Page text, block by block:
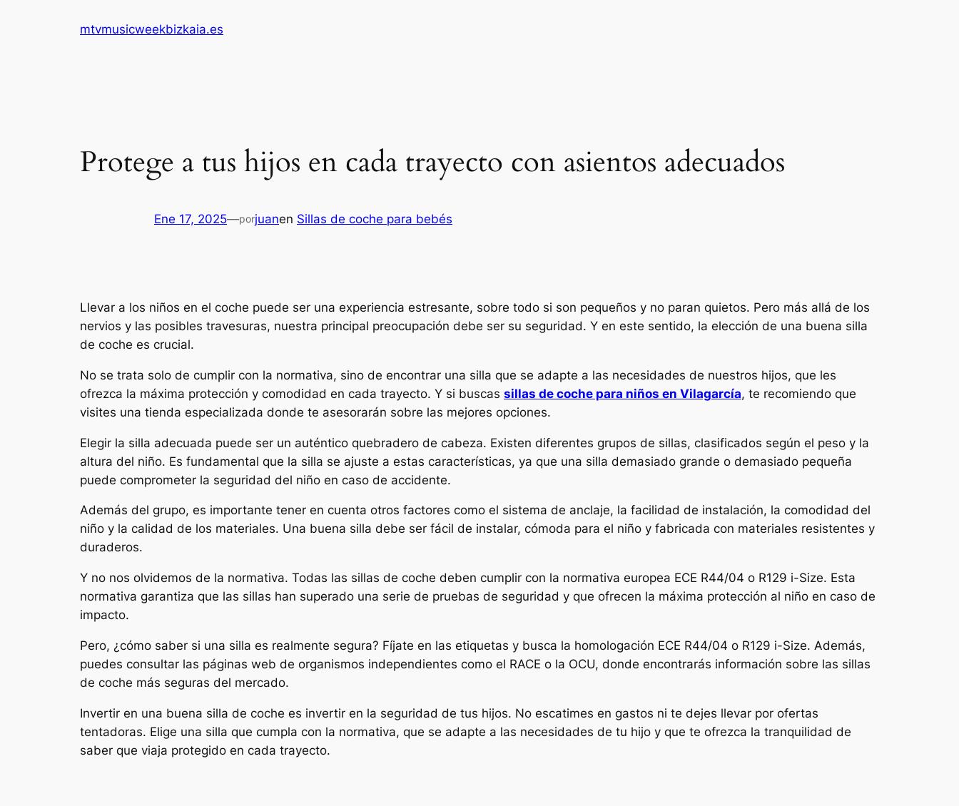
mtvmusicweekbizkaia.es
Protege a tus hijos en cada trayecto con asientos adecuados
Ene 17, 2025—porjuanen Sillas de coche para bebés
Llevar a los niños en el coche puede ser una experiencia estresante, sobre todo si son pequeños y no paran quietos. Pero más allá de los
nervios y las posibles travesuras, nuestra principal preocupación debe ser su seguridad. Y en este sentido, la elección de una buena silla
de coche es crucial.
No se trata solo de cumplir con la normativa, sino de encontrar una silla que se adapte a las necesidades de nuestros hijos, que les
ofrezca la máxima protección y comodidad en cada trayecto. Y si buscas sillas de coche para niños en Vilagarcía, te recomiendo que
visites una tienda especializada donde te asesorarán sobre las mejores opciones.
Elegir la silla adecuada puede ser un auténtico quebradero de cabeza. Existen diferentes grupos de sillas, clasificados según el peso y la
altura del niño. Es fundamental que la silla se ajuste a estas características, ya que una silla demasiado grande o demasiado pequeña
puede comprometer la seguridad del niño en caso de accidente.
Además del grupo, es importante tener en cuenta otros factores como el sistema de anclaje, la facilidad de instalación, la comodidad del
niño y la calidad de los materiales. Una buena silla debe ser fácil de instalar, cómoda para el niño y fabricada con materiales resistentes y
duraderos.
Y no nos olvidemos de la normativa. Todas las sillas de coche deben cumplir con la normativa europea ECE R44/04 o R129 i-Size. Esta
normativa garantiza que las sillas han superado una serie de pruebas de seguridad y que ofrecen la máxima protección al niño en caso de
impacto.
Pero, ¿cómo saber si una silla es realmente segura? Fíjate en las etiquetas y busca la homologación ECE R44/04 o R129 i-Size. Además,
puedes consultar las páginas web de organismos independientes como el RACE o la OCU, donde encontrarás información sobre las sillas
de coche más seguras del mercado.
Invertir en una buena silla de coche es invertir en la seguridad de tus hijos. No escatimes en gastos ni te dejes llevar por ofertas
tentadoras. Elige una silla que cumpla con la normativa, que se adapte a las necesidades de tu hijo y que te ofrezca la tranquilidad de
saber que viaja protegido en cada trayecto.